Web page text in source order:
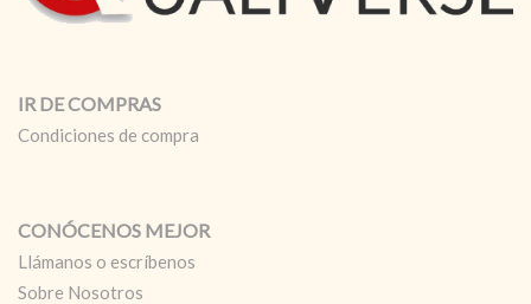
IR DE COMPRAS
Condiciones de compra
CONÓCENOS MEJOR
Llámanos o escríbenos
Sobre Nosotros